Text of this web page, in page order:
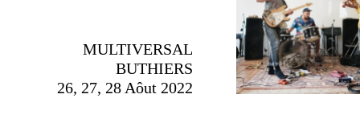
MULTIVERSAL
BUTHIERS
26, 27, 28 Aôut 2022